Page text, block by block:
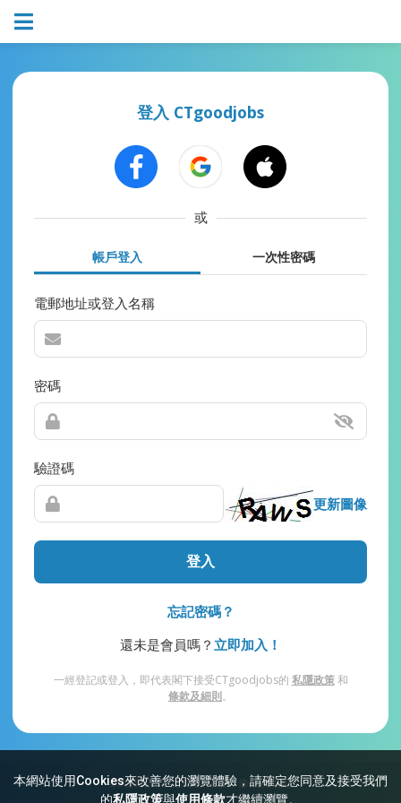
本網站使用Cookies來改善您的瀏覽體驗，請確定您同意及接受我們
的私隱政策與使用條款才繼續瀏覽。
登入 CTgoodjobs
或
帳戶登入 一次性密碼
電郵地址或登入名稱
密碼
驗證碼
更新圖像
登入
忘記密碼？
還未是會員嗎？ 立即加入！
一經登記或登入，即代表閣下接受CTgoodjobs的 私隱政策和
條款及細則。
網站索引 常見問題 私隱 條款及細則